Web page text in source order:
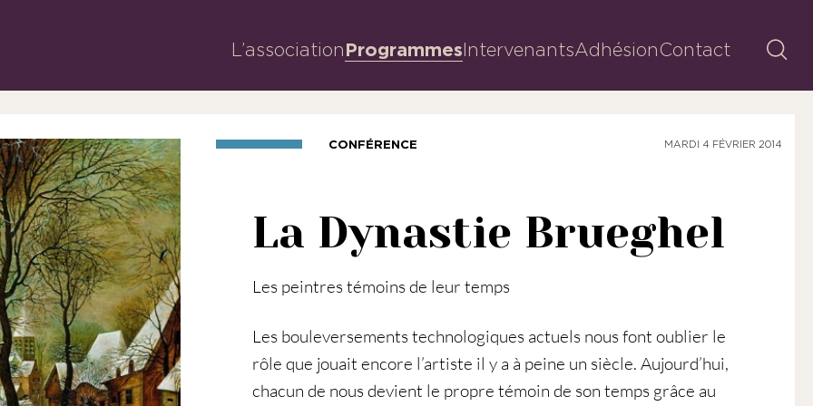
L’associationProgrammesIntervenantsAdhésionContact
CONFÉRENCE MARDI 4 FÉVRIER 2014
La Dynastie Brueghel
Les peintres témoins de leur temps
Les bouleversements technologiques actuels nous font oublier le
rôle que jouait encore l’artiste il y a à peine un siècle. Aujourd’hui,
chacun de nous devient le propre témoin de son temps grâce au